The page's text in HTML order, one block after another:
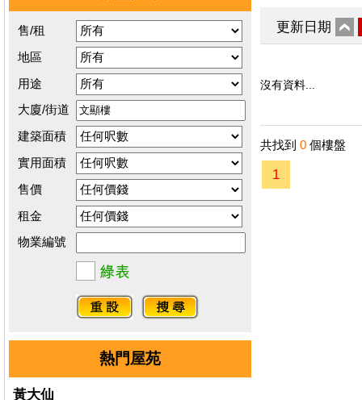
售/租
地區
用途
大廈/街道
建築面積
實用面積
售價
租金
物業編號
熱門屋苑
黃大仙
更新日期
沒有資料...
共找到 0 個樓盤
1